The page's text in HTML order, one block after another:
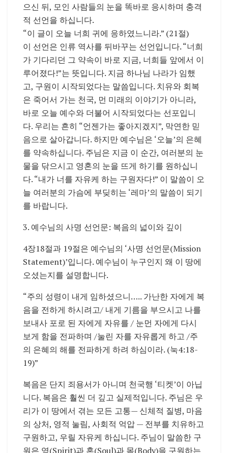
으신 뒤, 모인 사람들의 눈을 똑바로 응시하며 충격
적 선언을 하십니다.
“이 글이 오늘 너희 귀에 응하였느니라.” (21절)
이 선언은 인류 역사를 뒤바꾸는 선언입니다. “너희
가 기다리던 그 약속이 바로 지금, 너희들 앞에서 이
루어졌다!”는 뜻입니다. 지금 하나님 나라가 임했
고, 구원이 시작되었다는 말씀입니다. 치유와 회복
은 죽어서 가는 천국, 먼 미래의 이야기가 아니라,
바로 오늘 예수와 더불어 시작되었다는 선포입니
다. 우리는 흔히 “언젠가는 좋아지겠지”, 막연한 믿
음으로 살아갑니다. 하지만 예수님은 ‘오늘’의 은혜
를 약속하십니다. 주님은 지금 이 순간, 여러분의 눈
물을 닦으시고 영혼의 눈을 뜨게 하기를 원하십니
다. “내가 너를 자유케 하는 구원자다!” 이 말씀이 오
늘 여러분의 가슴에 부딪히는 ‘레마’의 말씀이 되기
를 바랍니다.
3. 예수님의 사명 선언문: 복음의 넓이와 깊이
4장18절과 19절은 예수님의 ‘사명 선언문(Mission
Statement)’입니다. 예수님이 누구인지 왜 이 땅에
오셨는지를 설명합니다.
“주의 성령이 내게 임하셨으니….. 가난한 자에게 복
음을 전하게 하시려고/ 내게 기름을 부으시고 나를
보내사 포로 된 자에게 자유를 / 눈먼 자에게 다시
보게 함을 전파하며 /눌린 자를 자유롭게 하고 /주
의 은혜의 해를 전파하게 하려 하심이라. (눅4:18-
19)”
복음은 단지 죄용서가 아니며 천국행 ‘티켓’이 아닙
니다. 복음은 훨씬 더 깊고 실제적입니다. 주님은 우
리가 이 땅에서 겪는 모든 고통— 신체적 질병, 마음
의 상처, 영적 눌림, 사회적 억압 — 전부를 치유하고
구원하고, 우릴 자유케 하십니다. 주님이 말씀한 구
원은 영(Spirit)과 혼(Soul)과 몸(Body)을 구원하는